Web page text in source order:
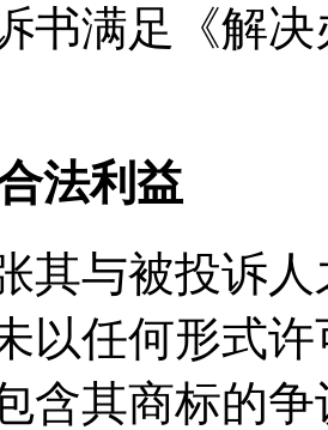
书满足《解
法利益
其与被投诉
以任何形式
含其商标的